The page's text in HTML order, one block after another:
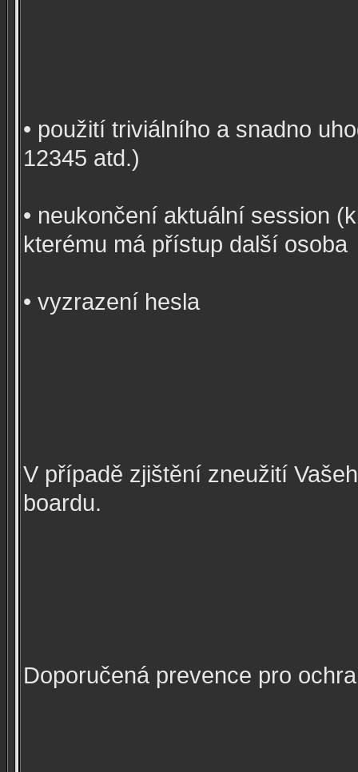
• použití triviálního a snadno
12345 atd.)
• neukončení aktuální session
kterému má přístup další osoba
• vyzrazení hesla
V případě zjištění zneužití
boardu.
Doporučená prevence pro